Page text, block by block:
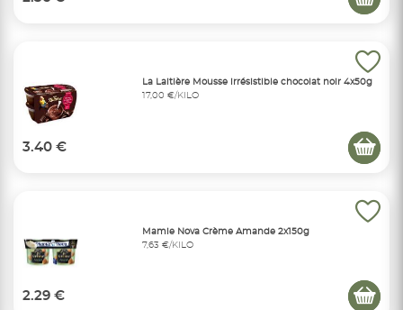
La Laitière Mousse irrésistible chocolat noir 4x50g
17,00 €/KILO
3.40 €
Mamie Nova Crème Amande 2x150g
7,63 €/KILO
2.29 €